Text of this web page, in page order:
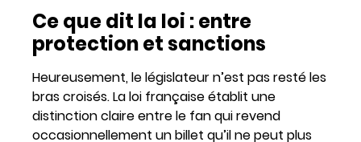
Ce que dit la loi : entre
protection et sanctions
Heureusement, le législateur n’est pas resté les
bras croisés. La loi française établit une
distinction claire entre le fan qui revend
occasionnellement un billet qu’il ne peut plus